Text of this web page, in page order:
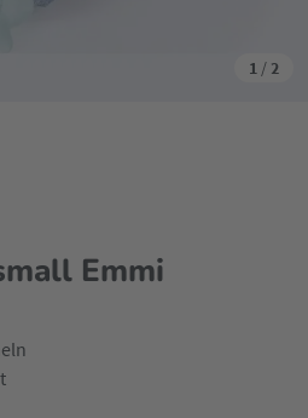
1 / 2
Emmi